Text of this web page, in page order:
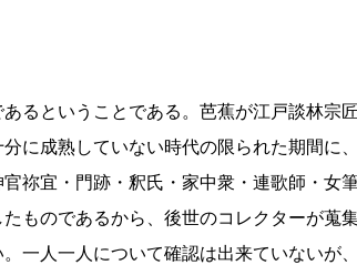
るということである。芭蕉が江戸談林宗
に成熟していない時代の限られた期間に
祢宜・門跡・釈氏・家中衆・連歌師・女
ものであるから、後世のコレクターが蒐
一人一人について確認は出来ていないが